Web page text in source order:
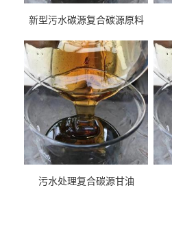
新型污水碳源复合碳源原料
污水处理复合碳源甘油